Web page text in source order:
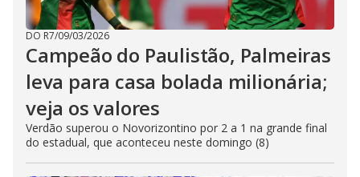
DO R7/09/03/2026
Campeão do Paulistão, Palmeiras
leva para casa bolada milionária;
veja os valores
Verdão superou o Novorizontino por 2 a 1 na grande final
do estadual, que aconteceu neste domingo (8)